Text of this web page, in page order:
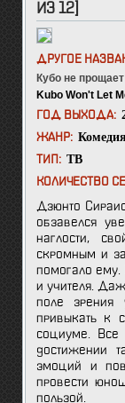
ИЗ 12]
ДРУГОЕ
Кубо не
Kubo Won't Let
ГОД ВЫХОДА:
ЖАНР: Комедия
ТИП: ТВ
КОЛИЧЕСТВО
Дзюнто
обзавелся
наглости,
скромным и
помогало ему.
и учителя.
поле зрения
привыкать к
социуме. Все
достижении
эмоций и
провести
пользой.